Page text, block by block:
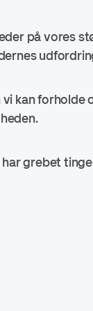
på vores
kan forholde
grebet